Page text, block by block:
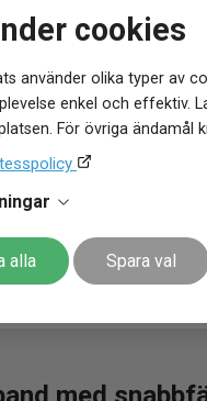
cookies
använder olika typer av
enkel och effektiv.
För övriga ändamål
alla Spara val
FÖRSÄKRAD FRAKT